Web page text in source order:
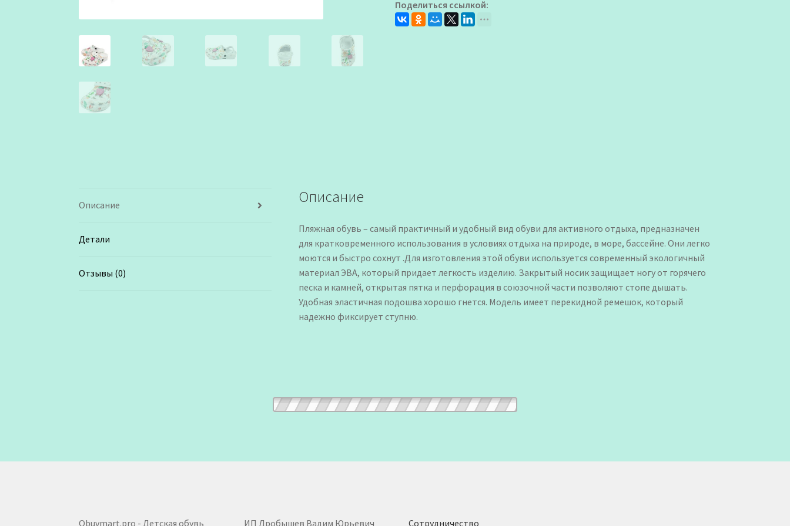
белые
Поделиться ссылкой:
Описание
Детали
Отзывы (0)
Описание
Пляжная обувь – самый практичный и удобный вид обуви для активного отдыха, предназначен
для кратковременного использования в условиях отдыха на природе, в море, бассейне. Они легко
моются и быстро сохнут .Для изготовления этой обуви используется современный экологичный
материал ЭВА, который придает легкость изделию. Закрытый носик защищает ногу от горячего
песка и камней, открытая пятка и перфорация в союзочной части позволяют стопе дышать.
Удобная эластичная подошва хорошо гнется. Модель имеет перекидной ремешок, который
надежно фиксирует ступню.
Obuvmart.pro - Детская обувь ИП Дробышев Вадим Юрьевич Сотрудничество